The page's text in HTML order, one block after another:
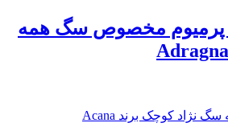
مخصوص سگ همه